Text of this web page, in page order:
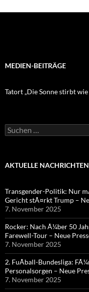
MEDIEN-BEITRÄGE
Tatort „Die Sonne stirbt wie
Suchen
nach:
AKTUELLE NACHRICHTEN
Transgender-Politik: Nur
Gericht stÃ¤rkt Trump –
7. November 2025
Rocker: Nach Ã¼ber 50
Farewell-Tour – Neue
7. November 2025
2. FuÃball-Bundesliga:
Personalsorgen – Neue
7. November 2025